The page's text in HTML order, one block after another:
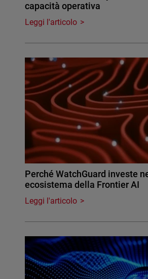
capacità operativa
Leggi l'articolo
Perché WatchGuard investe
ecosistema della Frontier AI
Leggi l'articolo